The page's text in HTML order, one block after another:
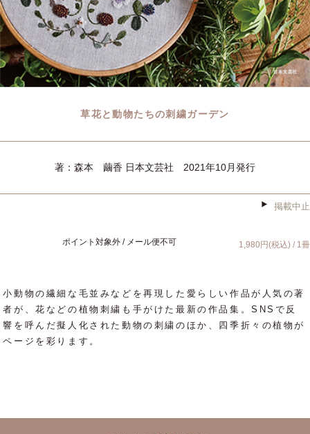
草花と動物たちの刺繍ガーデン
著：森本　繭香 日本文芸社　2021年10月発行
掲載中止
ポイント対象外 / メール便不可 1,980円(税込) / 1冊
小動物の繊細な毛並みなどを再現した愛らしい作品が人気の著
者が、花などの植物刺繍も手がけた最新の作品集。SNSで反
響を呼んだ擬人化された動物の刺繍のほか、四季折々の植物が
ページを彩ります。